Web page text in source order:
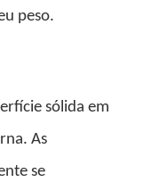
peso.
sólida em
As
se